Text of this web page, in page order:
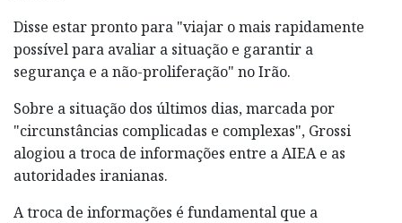
Disse estar pronto para "viajar o mais rapidamente
possível para avaliar a situação e garantir a
segurança e a não-proliferação" no Irão.
Sobre a situação dos últimos dias, marcada por
"circunstâncias complicadas e complexas", Grossi
alogiou a troca de informações entre a AIEA e as
autoridades iranianas.
A troca de informações é fundamental que a